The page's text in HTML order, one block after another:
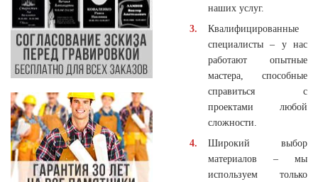
наших услуг.
Квалифицированные
специалисты – у нас
работают опытные
мастера, способные
справиться с
проектами любой
сложности.
Широкий выбор
материалов – мы
используем только